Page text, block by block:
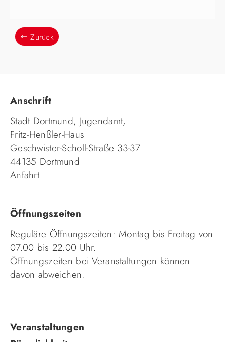
Zurück
Anschrift
Stadt Dortmund, Jugendamt,
Fritz-Henßler-Haus
Geschwister-Scholl-Straße 33-37
44135 Dortmund
Anfahrt
Öffnungszeiten
Reguläre Öffnungszeiten: Montag bis Freitag von
07.00 bis 22.00 Uhr.
Öffnungszeiten bei Veranstaltungen können
davon abweichen.
Navigation
überspringen
Veranstaltungen